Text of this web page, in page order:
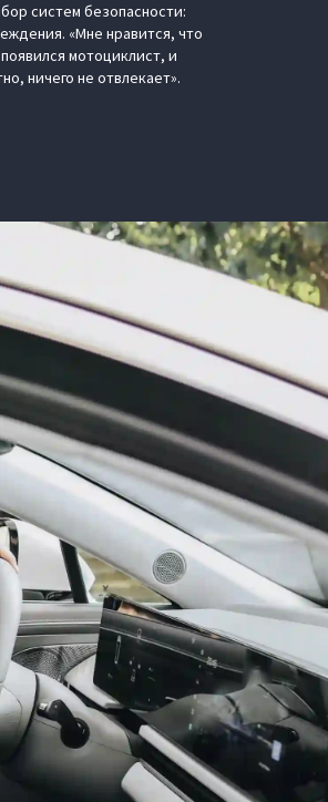
систем безопасности:
«Мне нравится, что
мотоциклист, и
ничего не отвлекает».